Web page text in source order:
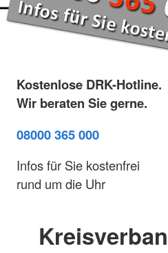
Kostenlose DRK-Hotline.
Wir beraten Sie gerne.
08000 365 000
Infos für Sie kostenfrei
rund um die Uhr